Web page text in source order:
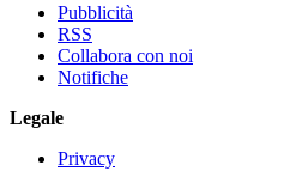
Pubblicità
RSS
Collabora con noi
Notifiche
Legale
Privacy